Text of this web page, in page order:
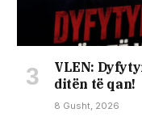
VLEN:
ditën të qan!
8 Gusht, 2026